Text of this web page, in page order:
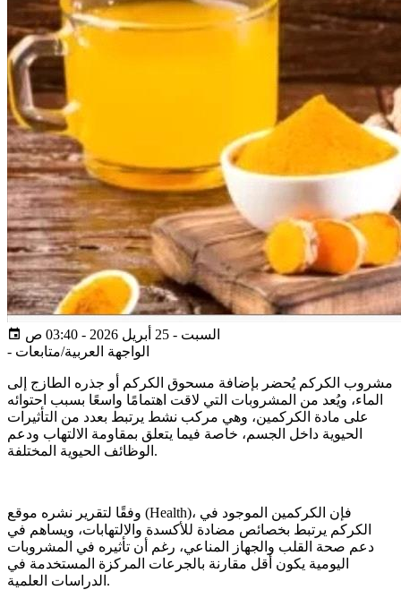
السبت - 25 أبريل 2026 - 03:40 ص
- الواجهة العربية/متابعات
مشروب الكركم يُحضر بإضافة مسحوق الكركم أو جذره الطازج إلى
الماء، ويُعد من المشروبات التي لاقت اهتمامًا واسعًا بسبب احتوائه
على مادة الكركمين، وهي مركب نشط يرتبط بعدد من التأثيرات
الحيوية داخل الجسم، خاصة فيما يتعلق بمقاومة الالتهاب ودعم
الوظائف الحيوية المختلفة.
وفقًا لتقرير نشره موقع (Health)، فإن الكركمين الموجود في
الكركم يرتبط بخصائص مضادة للأكسدة والالتهابات، ويساهم في
دعم صحة القلب والجهاز المناعي، رغم أن تأثيره في المشروبات
اليومية يكون أقل مقارنة بالجرعات المركزة المستخدمة في
الدراسات العلمية.